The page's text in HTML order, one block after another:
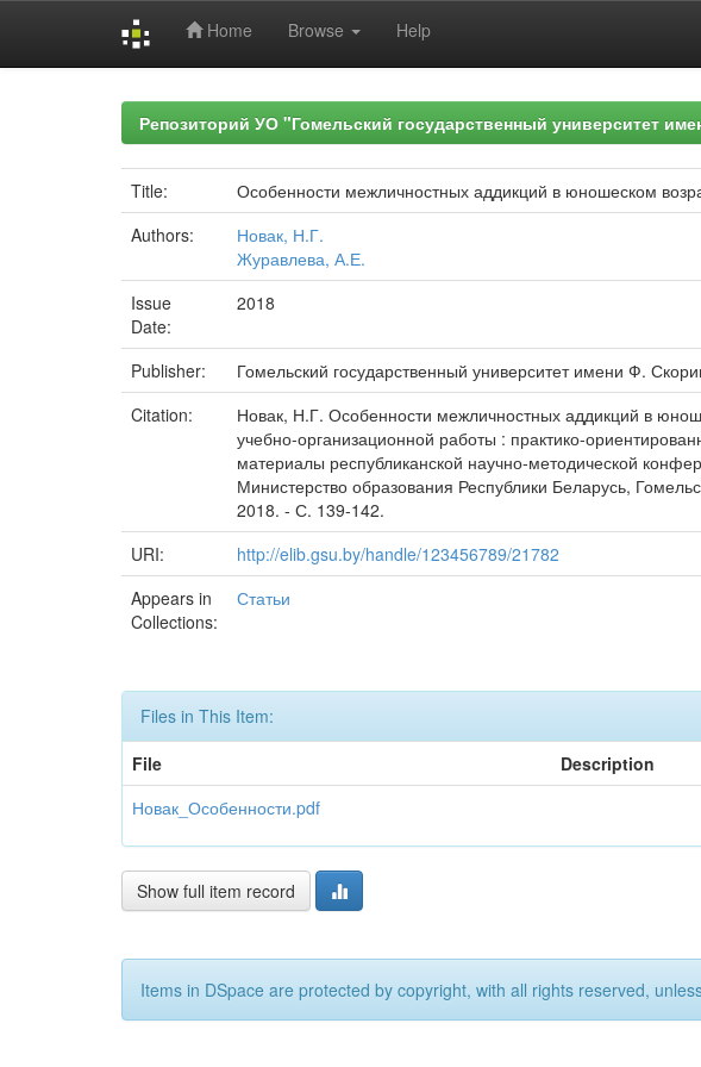
Home Browse Help
Репозиторий УО "Гомельский государственный университет
Title:
Особенности межличностных аддикций в юношеском
Authors:
Новак, Н.Г.
Журавлева, А.Е.
Issue
Date:
2018
Publisher:
Гомельский государственный университет имени Ф.
Citation:
Новак, Н.Г. Особенности межличностных аддикций в
учебно-организационной работы : практико-
материалы республиканской научно-методической
Министерство образования Республики Беларусь,
2018. - С. 139-142.
URI:
http://elib.gsu.by/handle/123456789/21782
Appears in
Collections:
Статьи
Files in This Item:
File
Description
Новак_Особенности.pdf
Show full item record
Items in DSpace are protected by copyright, with all rights reserved,